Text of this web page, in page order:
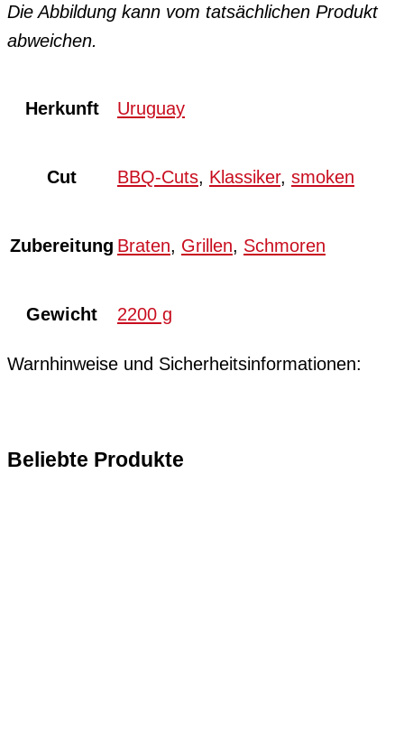
Die Abbildung kann vom tatsächlichen Produkt
abweichen.
Herkunft Uruguay
Cut BBQ-Cuts, Klassiker, smoken
Zubereitung Braten, Grillen, Schmoren
Gewicht 2200 g
Warnhinweise und Sicherheitsinformationen:
Beliebte Produkte